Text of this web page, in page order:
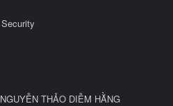
THẢO DIỄM HẰNG